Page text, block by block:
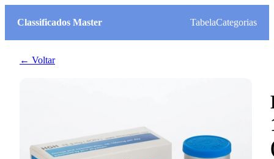
Classificados Master TabelaCategorias
← Voltar